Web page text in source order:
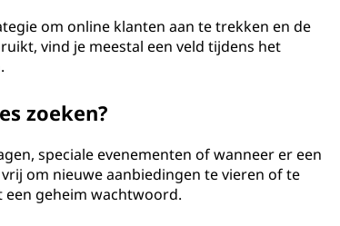
om online klanten aan te trekken en de
vind je meestal een veld tijdens het
zoeken?
speciale evenementen of wanneer er een
om nieuwe aanbiedingen te vieren of te
geheim wachtwoord.